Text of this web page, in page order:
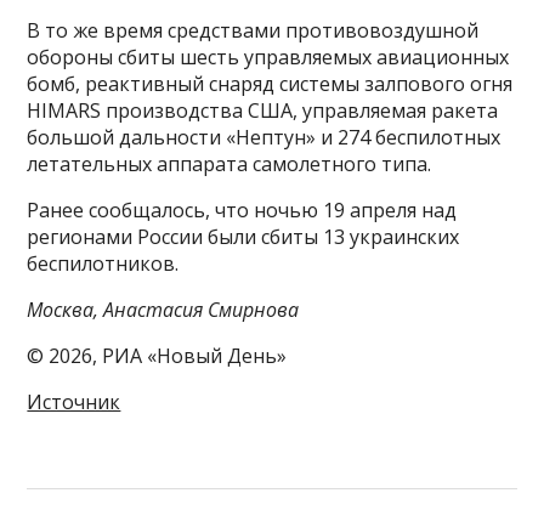
В то же время средствами противовоздушной
обороны сбиты шесть управляемых авиационных
бомб, реактивный снаряд системы залпового огня
HIMARS производства США, управляемая ракета
большой дальности «Нептун» и 274 беспилотных
летательных аппарата самолетного типа.
Ранее сообщалось, что ночью 19 апреля над
регионами России были сбиты 13 украинских
беспилотников.
Москва, Анастасия Смирнова
© 2026, РИА «Новый День»
Источник